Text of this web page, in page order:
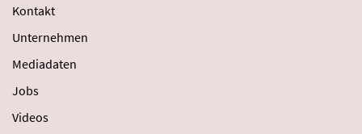
Kontakt
Unternehmen
Mediadaten
Jobs
Videos